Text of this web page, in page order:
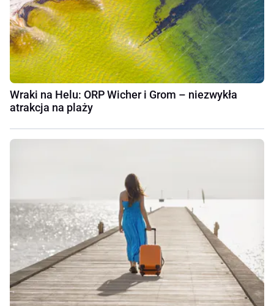
Wraki na Helu: ORP Wicher i Grom – niezwykła
atrakcja na plaży